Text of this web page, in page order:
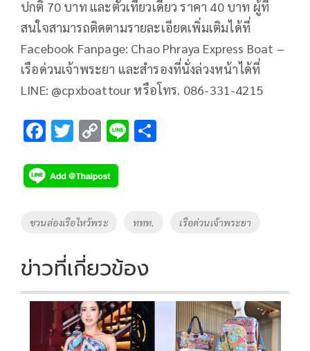
ปกติ 70 บาท และตั๋วเที่ยวเดียว ราคา 40 บาท ผู้ที่
สนใจสามารถติดตามรายละเอียดเพิ่มเติมได้ที่
Facebook Fanpage: Chao Phraya Express Boat –
เรือด่วนเจ้าพระยา และสำรองที่นั่งล่วงหน้าได้ที่
LINE: @cpxboattour หรือโทร. 086-331-4215
F
e
b
o
k
T
tt
er
C
p
y
Li
k
Li
Tags
ชวนล่องเรือไหว้พระ ททท. เรือด่วนเจ้าพระยา
ข่าวที่เกี่ยวข้อง